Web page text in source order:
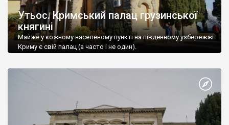
Утьос. Кримський палац грузинської
княгині
Майже у кожному населеному пункті на південному узбережжі
Криму є свій палац (а часто і не один).